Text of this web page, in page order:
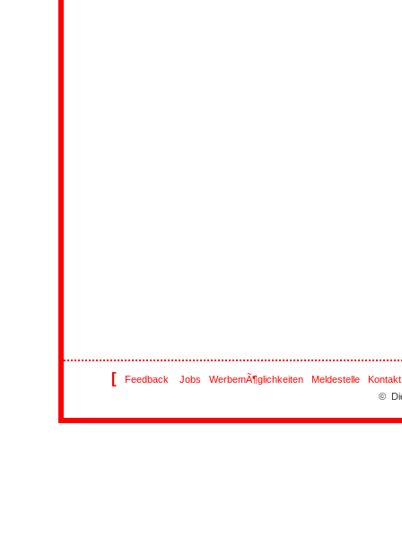
[ Feedback Jobs WerbemÃ¶glichkeiten Meldestelle
Kontakt
©